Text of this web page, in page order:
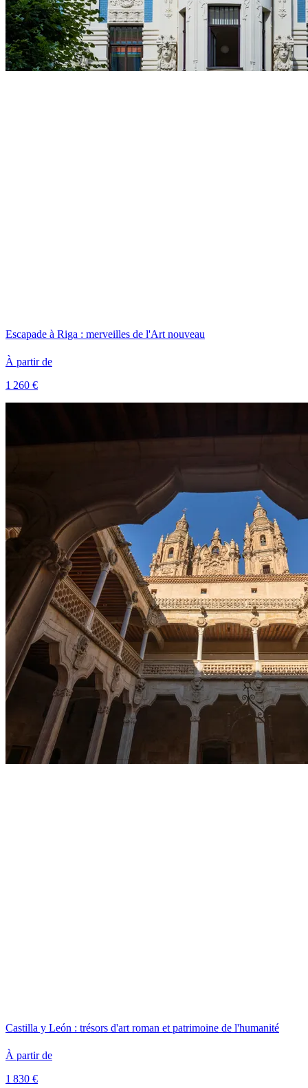
Escapade à Riga : merveilles de l'Art nouveau
À partir de
1 260 €
Castilla y León : trésors d'art roman et patrimoine de l'humanité
À partir de
1 830 €